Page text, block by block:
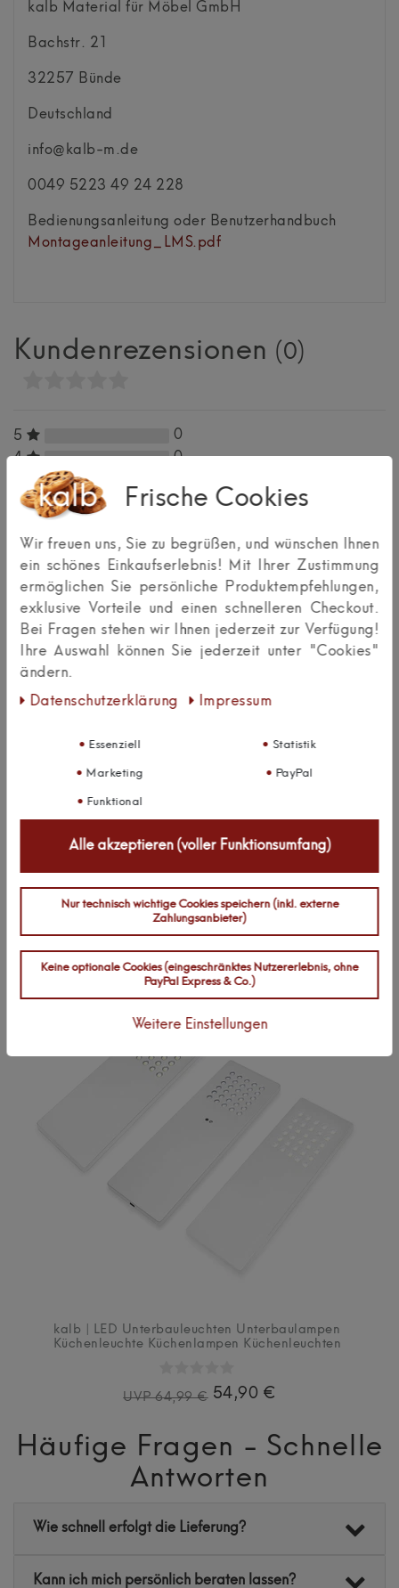
kalb Material für Möbel GmbH
Bachstr. 21
32257 Bünde
Deutschland
info@kalb-m.de
0049 5223 49 24 228
Bedienungsanleitung oder Benutzerhandbuch
Montageanleitung_LMS.pdf
Kundenrezensionen (0)
5
0
4
0
2
0
Bewertungssterne
5
von
Bewertungssternen
4
von
Bewertungssternen
3
von
Bewertungssternen
2
von
Bewertungssternen
1
von
5
Bewertungssternen
Ihr
(optional)
Platzhalter
Textbewertung
zum
Rezension senden
Zuletzt angesehen:
kalb | LED Unterbauleuchten Unterbaulampen
Küchenleuchte Küchenlampen Küchenleuchten
UVP 64,99 € 54,90 €
Häufige Fragen - Schnelle
Antworten
Wie schnell erfolgt die Lieferung?
Kann ich mich persönlich beraten lassen?
Frische Cookies
Wir freuen uns, Sie zu begrüßen, und wünschen Ihnen
ein schönes Einkaufserlebnis! Mit Ihrer Zustimmung
ermöglichen Sie persönliche Produktempfehlungen,
exklusive Vorteile und einen schnelleren Checkout.
Bei Fragen stehen wir Ihnen jederzeit zur Verfügung!
Ihre Auswahl können Sie jederzeit unter "Cookies"
ändern.
Daten­schutz­erklärung
Impressum
Essenziell Statistik
Marketing PayPal
Funktional
Alle akzeptieren (voller Funktionsumfang)
Nur technisch wichtige Cookies speichern (inkl. externe
Zahlungsanbieter)
Keine optionale Cookies (eingeschränktes Nutzererlebnis, ohne
PayPal Express & Co.)
Weitere Einstellungen